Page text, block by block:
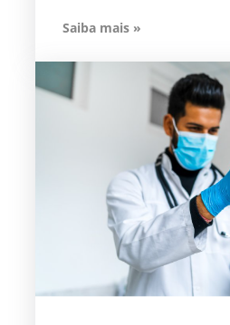
Saiba mais »